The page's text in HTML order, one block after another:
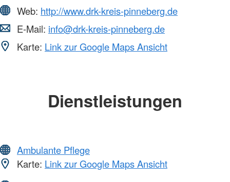
Web: http://www.drk-kreis-pinneberg.de
E-Mail: info@drk-kreis-pinneberg.de
Karte: Link zur Google Maps Ansicht
Dienstleistungen
Ambulante Pflege
Karte: Link zur Google Maps Ansicht